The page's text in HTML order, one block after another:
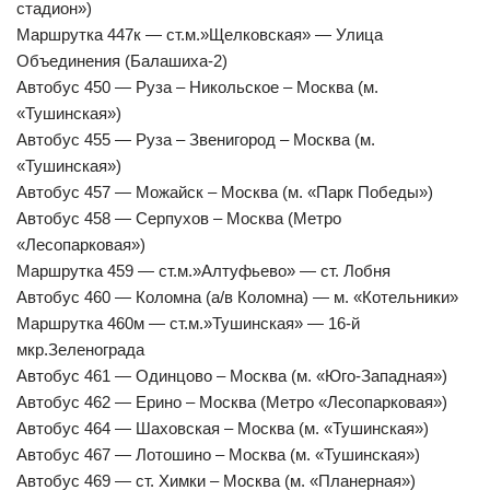
стадион»)
Маршрутка 447к — ст.м.»Щелковская» — Улица
Объединения (Балашиха-2)
Автобус 450 — Руза – Никольское – Москва (м.
«Тушинская»)
Автобус 455 — Руза – Звенигород – Москва (м.
«Тушинская»)
Автобус 457 — Можайск – Москва (м. «Парк Победы»)
Автобус 458 — Серпухов – Москва (Метро
«Лесопарковая»)
Маршрутка 459 — ст.м.»Алтуфьево» — ст. Лобня
Автобус 460 — Коломна (а/в Коломна) — м. «Котельники»
Маршрутка 460м — ст.м.»Тушинская» — 16-й
мкр.Зеленограда
Автобус 461 — Одинцово – Москва (м. «Юго-Западная»)
Автобус 462 — Ерино – Москва (Метро «Лесопарковая»)
Автобус 464 — Шаховская – Москва (м. «Тушинская»)
Автобус 467 — Лотошино – Москва (м. «Тушинская»)
Автобус 469 — ст. Химки – Москва (м. «Планерная»)